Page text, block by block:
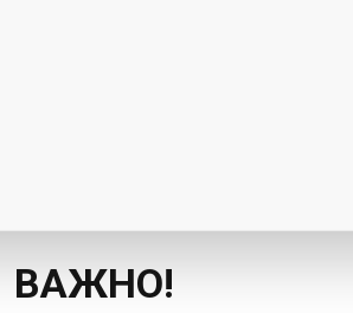
ВАЖНО!